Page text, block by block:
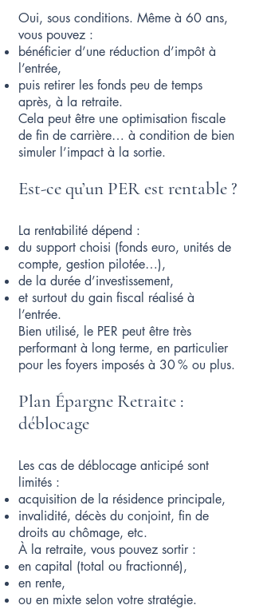
Oui, sous conditions. Même à 60 ans,
vous pouvez :
bénéficier d’une réduction d’impôt à
l’entrée,
puis retirer les fonds peu de temps
après, à la retraite.
Cela peut être une optimisation fiscale
de fin de carrière… à condition de bien
simuler l’impact à la sortie.
Est-ce qu’un PER est rentable ?
La rentabilité dépend :
du support choisi (fonds euro, unités de
compte, gestion pilotée…),
de la durée d’investissement,
et surtout du gain fiscal réalisé à
l’entrée.
Bien utilisé, le PER peut être très
performant à long terme, en particulier
pour les foyers imposés à 30 % ou plus.
Plan Épargne Retraite :
déblocage
Les cas de déblocage anticipé sont
limités :
acquisition de la résidence principale,
invalidité, décès du conjoint, fin de
droits au chômage, etc.
À la retraite, vous pouvez sortir :
en capital (total ou fractionné),
en rente,
ou en mixte selon votre stratégie.